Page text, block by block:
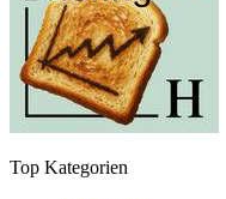
Top Kategorien